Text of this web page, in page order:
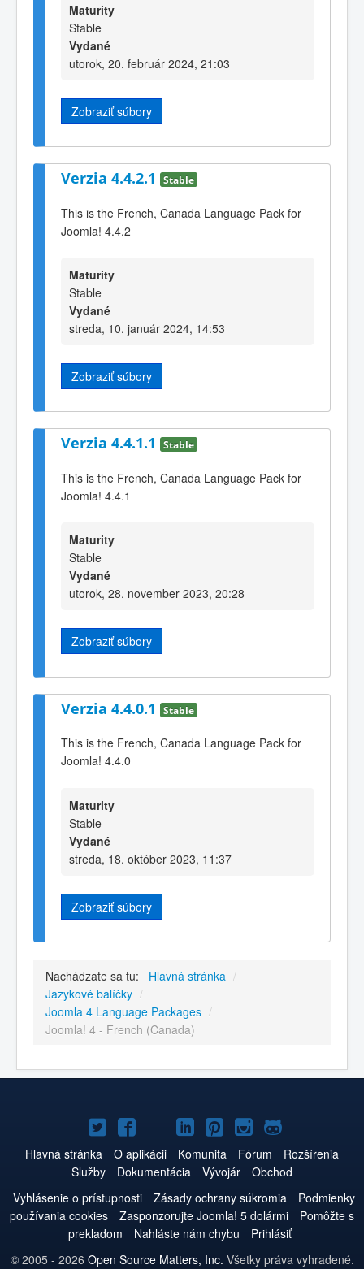
Maturity
Stable
Vydané
utorok, 20. február 2024, 21:03
Zobraziť súbory
Verzia 4.4.2.1 Stable
This is the French, Canada Language Pack for
Joomla! 4.4.2
Maturity
Stable
Vydané
streda, 10. január 2024, 14:53
Zobraziť súbory
Verzia 4.4.1.1 Stable
This is the French, Canada Language Pack for
Joomla! 4.4.1
Maturity
Stable
Vydané
utorok, 28. november 2023, 20:28
Zobraziť súbory
Verzia 4.4.0.1 Stable
This is the French, Canada Language Pack for
Joomla! 4.4.0
Maturity
Stable
Vydané
streda, 18. október 2023, 11:37
Zobraziť súbory
Nachádzate sa tu: Hlavná stránka /
Jazykové balíčky /
Joomla 4 Language Packages /
Joomla! 4 - French (Canada)
Joomla!
na
Twitteri
Joomla!
na
Facebooku
Joomla!
na
YouTube
Joomla!
na
LinkedIn
Joomla!
na
Pinterest
Joomla!
na
Instagrame
Joomla!
na
GitHub
Hlavná stránka O aplikácii Komunita Fórum
Rozšírenia
Služby
Dokumentácia Vývojár
Obchod
Vyhlásenie o prístupnosti
Zásady ochrany súkromia
Podmienky
používania cookies
Zasponzorujte Joomla! 5 dolármi
Pomôžte s
prekladom
Nahláste nám chybu
Prihlásiť
© 2005 - 2026 Open Source Matters, Inc. Všetky práva vyhradené.